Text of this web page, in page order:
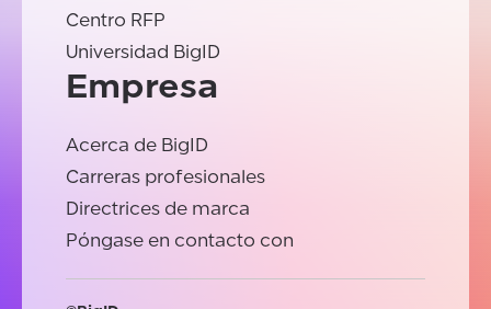
Centro RFP
Universidad BigID
Empresa
Acerca de BigID
Carreras profesionales
Directrices de marca
Póngase en contacto con